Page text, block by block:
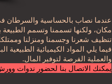
عندما نصاب بالحساسية والسرطان
مكان، ولكنها تسممنا وتسمم الطبيعة
تنظيف شعرنا وجسمنا ومنزلنا
فيما يلي المواد الكيميائية
والعملية الفرصة لتوفير المال.
يمكنك الاتصال بنا لحضور ندوات